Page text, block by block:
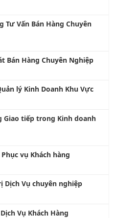
Tư Vấn Bán Hàng Chuyên
Bán Hàng Chuyên Nghiệp
lý Kinh Doanh Khu Vực
Giao tiếp trong Kinh doanh
vụ Khách hàng
Dịch Vụ chuyên nghiệp
Vụ Khách Hàng